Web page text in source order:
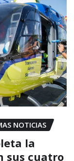
NOTICIAS
la
sus cuatro